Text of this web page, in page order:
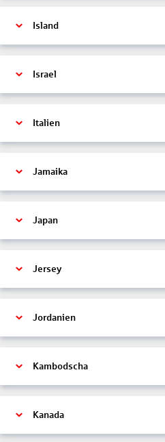
Island
Israel
Italien
Jamaika
Japan
Jersey
Jordanien
Kambodscha
Kanada